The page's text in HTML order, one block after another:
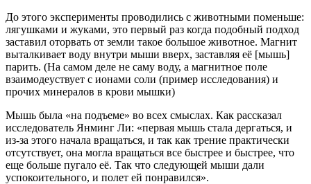
До этого эксперименты проводились с животными поменьше:
лягушками и жуками, это первый раз когда подобный подход
заставил оторвать от земли такое большое животное. Магнит
выталкивает воду внутри мыши вверх, заставляя её [мышь]
парить. (На самом деле не саму воду, а магнитное поле
взаимодеуствует с ионами соли (пример исследования) и
прочих минералов в крови мышки)
Мышь была «на подъеме» во всех смыслах. Как рассказал
исследователь Янминг Ли: «первая мышь стала дергаться, и
из-за этого начала вращаться, и так как трение практически
отсутствует, она могла вращаться все быстрее и быстрее, что
еще больше пугало её. Так что следующей мыши дали
успокоительного, и полет ей понравился».